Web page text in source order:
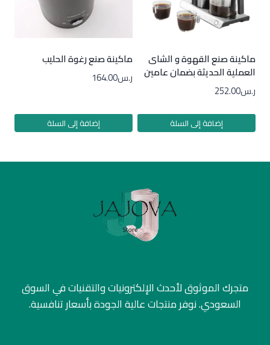
ماكينة صنع القهوة و الشاى
العملية الحديثة بضمان عامين
ر.س252.00
إضافة إلى السلة
ماكينة صنع رغوة الحليب
ر.س164.00
إضافة إلى السلة
متجرك الموثوق لأحدث الإلكترونيات والتقنيات في السوق
السعودي. نوفر منتجات عالية الجودة بأسعار تنافسية.